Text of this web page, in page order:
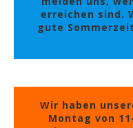
erreichen sind.
gute
Wir haben
Montag von